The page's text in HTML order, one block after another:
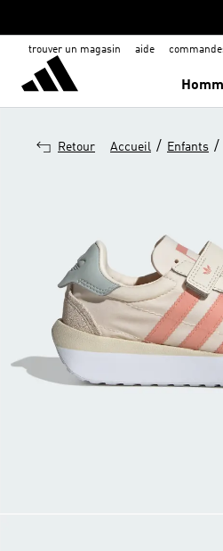
trouver un magasin aide
Retour Accueil / Enfants /